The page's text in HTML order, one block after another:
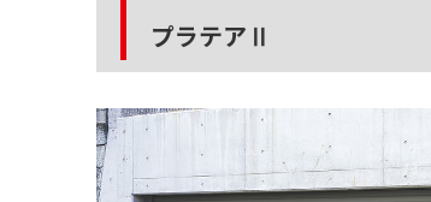
プラテアⅡ